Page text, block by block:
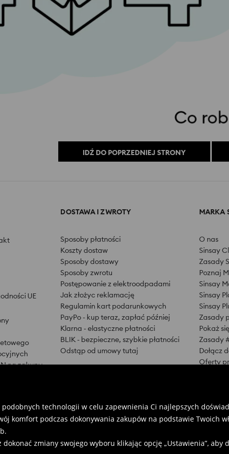
technologii w celu zapewnienia Ci najlepszych
komfort podczas dokonywania zakupów na podstawie Twoich
zmiany swojego wyboru klikając opcję „Ustawienia”,
IDŹ DO POPRZEDNIEJ STRONY
UE
na zakupy
za pierwszy
DOSTAWA I ZWROTY
Sposoby płatności
Koszty dostaw
Sposoby dostawy
Sposoby zwrotu
Postępowanie z elektroodpadami
Jak złożyc reklamację
Regulamin kart podarunkowych
PayPo - kup teraz, zapłać później
Klarna - elastyczne płatności
BLIK - bezpieczne, szybkie płatności
Odstąp od umowy tutaj
MARKA
O nas
Sinsay
Zasady
Poznaj
Sinsay
Sinsay
Sinsay
Zasady
Pokaż
Zasady
Dołącz
Oferty
Znajdź